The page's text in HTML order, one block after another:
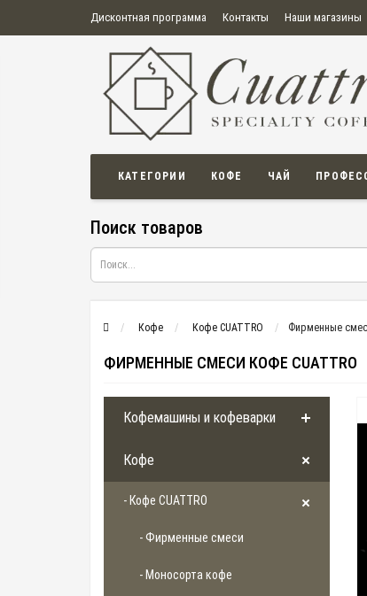
Дисконтная программа Контакты Наши магазины
О нас Оплата Правила продажи товаров
Политика конфиденциальности
Политика в отношении обработки персональных
Пользовательское соглашение
КАТЕГОРИИ КОФЕ ЧАЙ
Поиск товаров
Кофе Кофе CUATTRO Фирменные
ФИРМЕННЫЕ СМЕСИ КОФЕ CUATTRO
Кофемашины и кофеварки
Кофе
- Кофе CUATTRO
- Фирменные смеси
- Моносорта кофе